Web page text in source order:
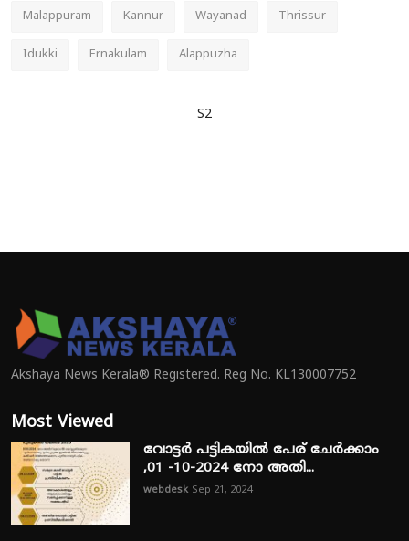
Malappuram Kannur Wayanad Thrissur
Idukki Ernakulam Alappuzha
S2
Akshaya News Kerala® Registered. Reg No. KL130007752
Most Viewed
വോട്ടർ പട്ടികയിൽ പേര് ചേർക്കാം
,01 -10-2024 നോ അതി...
webdesk Sep 21, 2024